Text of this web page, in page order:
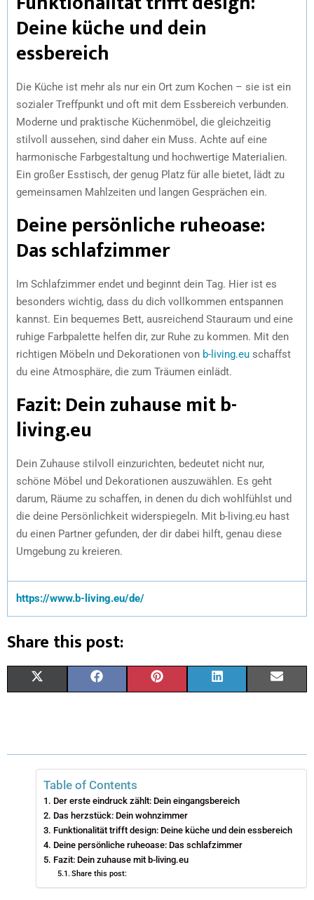
Deine küche und dein
essbereich
Die Küche ist mehr als nur ein Ort zum Kochen – sie ist ein
sozialer Treffpunkt und oft mit dem Essbereich verbunden.
Moderne und praktische Küchenmöbel, die gleichzeitig
stilvoll aussehen, sind daher ein Muss. Achte auf eine
harmonische Farbgestaltung und hochwertige Materialien.
Ein großer Esstisch, der genug Platz für alle bietet, lädt zu
gemeinsamen Mahlzeiten und langen Gesprächen ein.
Deine persönliche ruheoase:
Das schlafzimmer
Im Schlafzimmer endet und beginnt dein Tag. Hier ist es
besonders wichtig, dass du dich vollkommen entspannen
kannst. Ein bequemes Bett, ausreichend Stauraum und eine
ruhige Farbpalette helfen dir, zur Ruhe zu kommen. Mit den
richtigen Möbeln und Dekorationen von b-living.eu schaffst
du eine Atmosphäre, die zum Träumen einlädt.
Fazit: Dein zuhause mit b-
living.eu
Dein Zuhause stilvoll einzurichten, bedeutet nicht nur,
schöne Möbel und Dekorationen auszuwählen. Es geht
darum, Räume zu schaffen, in denen du dich wohlfühlst und
die deine Persönlichkeit widerspiegeln. Mit b-living.eu hast
du einen Partner gefunden, der dir dabei hilft, genau diese
Umgebung zu kreieren.
https://www.b-living.eu/de/
Share this post:
W
I
T
T
E
E
B
O
O
K
T
R
E
S
K
D
I
I
Table of Contents
Der erste eindruck zählt: Dein eingangsbereich
Das herzstück: Dein wohnzimmer
Funktionalität trifft design: Deine küche und dein essbereich
Deine persönliche ruheoase: Das schlafzimmer
Fazit: Dein zuhause mit b-living.eu
Share this post: